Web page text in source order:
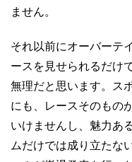
ません。
それ以前にオーバーテ
ースを見せられるだけ
無理だと思います。ス
にも、レースそのもの
いけませんし、魅力あ
ムだけでは成り立たな